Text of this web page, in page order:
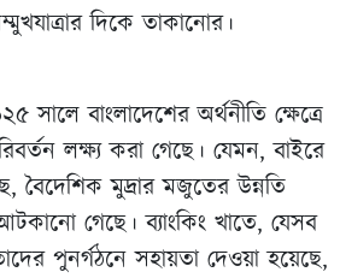
দিকে তাকানোর।
সালে বাংলাদেশের অর্থনীতি ক্ষেত্রে
লক্ষ্য করা গেছে। যেমন, বাইরে
বৈদেশিক মুদ্রার মজুতের উন্নতি
গেছে। ব্যাংকিং খাতে, যেসব
পুনর্গঠনে সহায়তা দেওয়া হয়েছে,